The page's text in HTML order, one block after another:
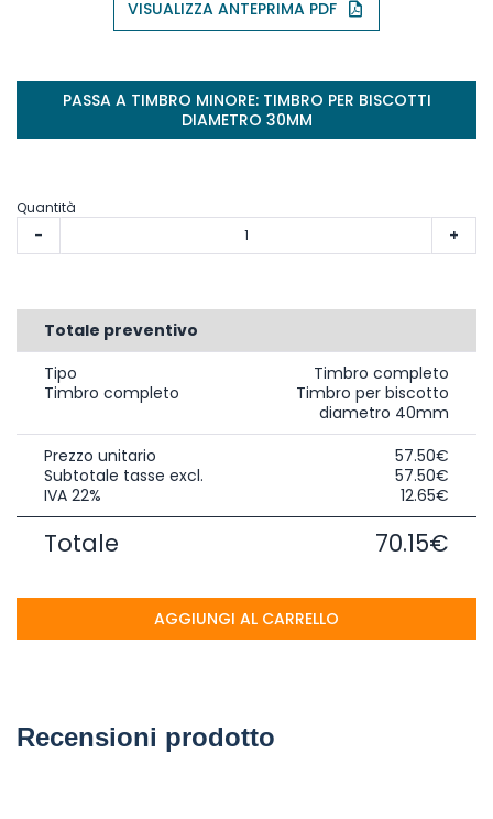
VISUALIZZA ANTEPRIMA PDF
PASSA A TIMBRO MINORE: TIMBRO PER BISCOTTI
DIAMETRO 30MM
Recensioni prodotto
Quantità
- +
Totale preventivo
Tipo
Timbro completo
Timbro completo
Timbro per biscotto
diametro 40mm
Prezzo unitario
57.50€
Subtotale tasse excl.
57.50€
IVA 22%
12.65€
Totale 70.15€
AGGIUNGI AL CARRELLO